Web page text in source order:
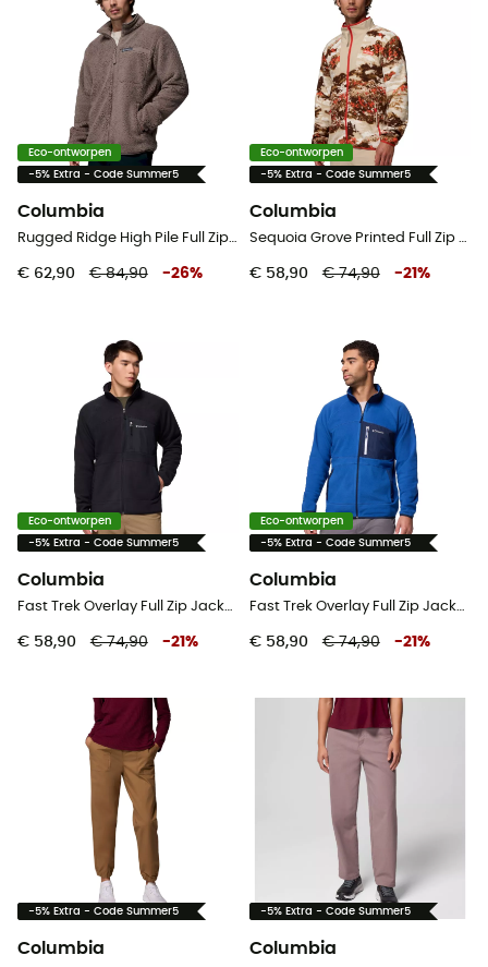
Eco-ontworpen
-5% Extra - Code Summer5
Columbia
Rugged Ridge High Pile Full Zip - Fleecevest - Heren
€ 62,90 € 84,90 -26%
Eco-ontworpen
-5% Extra - Code Summer5
Columbia
Sequoia Grove Printed Full Zip - Fleecevest - Heren
€ 58,90 € 74,90 -21 %
Eco-ontworpen
-5% Extra - Code Summer5
Columbia
Fast Trek Overlay Full Zip Jacket - Fleecevest - Heren
€ 58,90 € 74,90 -21 %
Eco-ontworpen
-5% Extra - Code Summer5
Columbia
Fast Trek Overlay Full Zip Jacket - Fleecevest - Heren
€ 58,90 € 74,90 -21 %
-5% Extra - Code Summer5
Columbia
-5% Extra - Code Summer5
Columbia